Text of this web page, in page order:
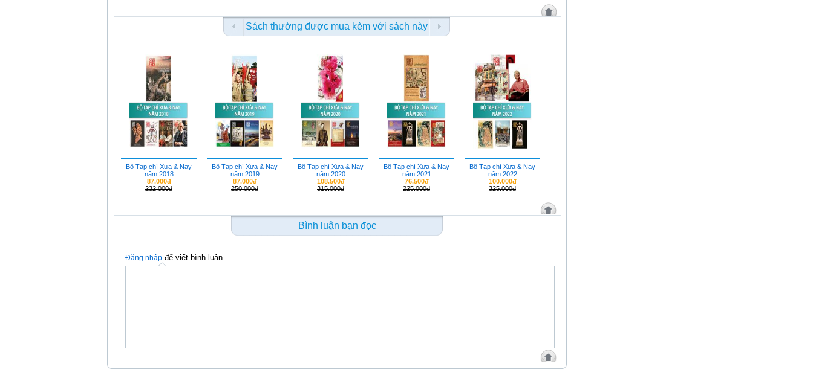
Sách thường được mua kèm với sách này
Bộ Tạp chí Xưa & Nay
năm 2018
87.000đ
232.000đ
Bộ Tạp chí Xưa & Nay
năm 2019
87.000đ
250.000đ
Bộ Tạp chí Xưa & Nay
năm 2020
108.500đ
315.000đ
Bộ Tạp chí Xưa & Nay
năm 2021
76.500đ
225.000đ
Bộ Tạp chí Xưa & Nay
năm 2022
100.000đ
325.000đ
Bình luận bạn đọc
Đăng nhập để viết bình luận